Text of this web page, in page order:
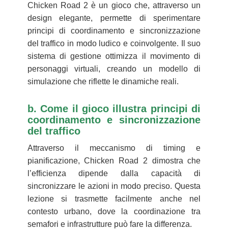
Chicken Road 2 è un gioco che, attraverso un
design elegante, permette di sperimentare
principi di coordinamento e sincronizzazione
del traffico in modo ludico e coinvolgente. Il suo
sistema di gestione ottimizza il movimento di
personaggi virtuali, creando un modello di
simulazione che riflette le dinamiche reali.
b. Come il gioco illustra principi di
coordinamento e sincronizzazione
del traffico
Attraverso il meccanismo di timing e
pianificazione, Chicken Road 2 dimostra che
l’efficienza dipende dalla capacità di
sincronizzare le azioni in modo preciso. Questa
lezione si trasmette facilmente anche nel
contesto urbano, dove la coordinazione tra
semafori e infrastrutture può fare la differenza.